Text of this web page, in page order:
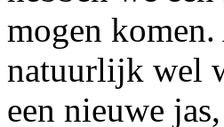
mogen
natuurlijk wel
een nieuwe